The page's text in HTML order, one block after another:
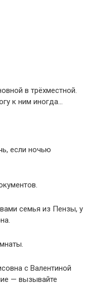
в трёхместной.
к ним иногда…
если ночью
семья из Пензы, у
с Валентиной
— вызывайте